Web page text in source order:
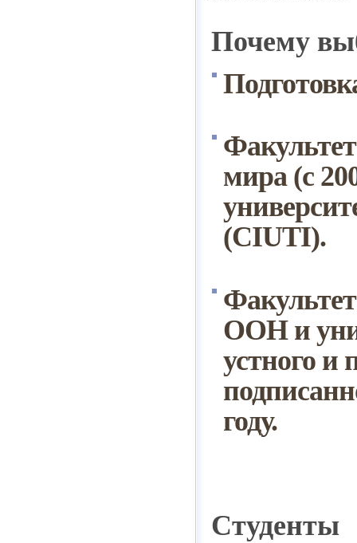
Почему
мира (с
(CIUTI).
ООН и
устного и
году.
Студенты